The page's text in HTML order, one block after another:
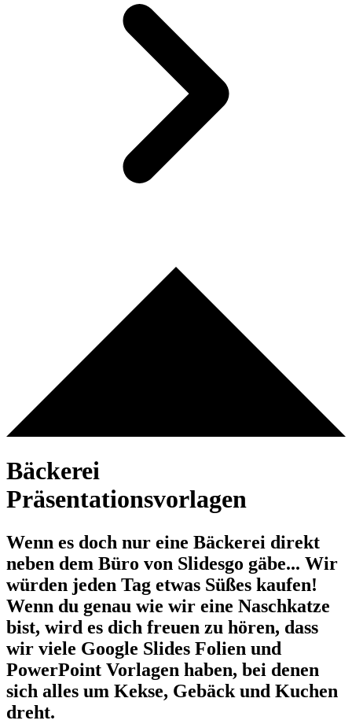
Bäckerei
Präsentationsvorlagen
Wenn es doch nur eine Bäckerei direkt
neben dem Büro von Slidesgo gäbe... Wir
würden jeden Tag etwas Süßes kaufen!
Wenn du genau wie wir eine Naschkatze
bist, wird es dich freuen zu hören, dass
wir viele Google Slides Folien und
PowerPoint Vorlagen haben, bei denen
sich alles um Kekse, Gebäck und Kuchen
dreht.